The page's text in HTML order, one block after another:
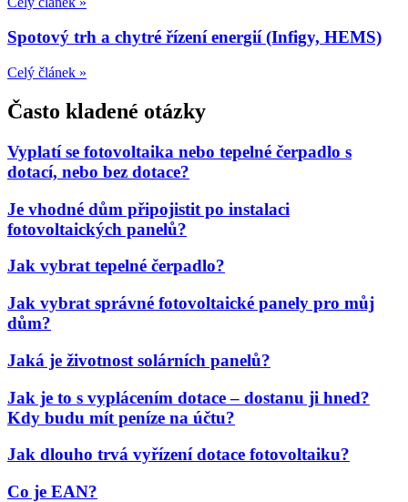
Spotový trh a chytré řízení energií (Infigy, HEMS)
Celý článek »
Často kladené otázky
Vyplatí se fotovoltaika nebo tepelné čerpadlo s
dotací, nebo bez dotace?
Je vhodné dům připojistit po instalaci
fotovoltaických panelů?
Jak vybrat tepelné čerpadlo?
Jak vybrat správné fotovoltaické panely pro můj
dům?
Jaká je životnost solárních panelů?
Jak je to s vyplácením dotace – dostanu ji hned?
Kdy budu mít peníze na účtu?
Jak dlouho trvá vyřízení dotace fotovoltaiku?
Co je EAN?